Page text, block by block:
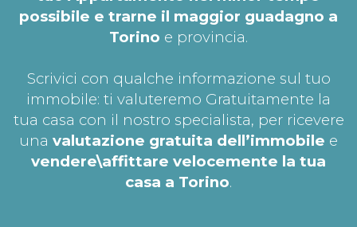
possibile e trarne il maggior guadagno a
Torino e provincia.
Scrivici con qualche informazione sul tuo
immobile: ti valuteremo Gratuitamente la
tua casa con il nostro specialista, per ricevere
una valutazione gratuita dell’immobile e
vendere\affittare velocemente la tua
casa a Torino.